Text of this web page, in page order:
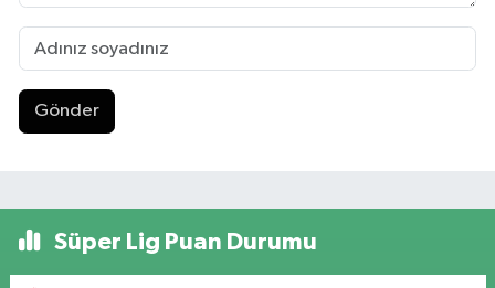
Gönder
Süper Lig Puan Durumu